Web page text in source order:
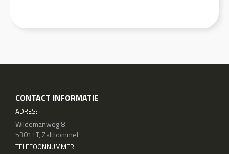
CONTACT INFORMATIE
ADRES:
Wildemanweg 8
5301 LT, Zaltbommel
TELEFOONNUMMER